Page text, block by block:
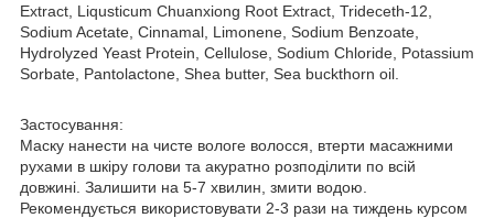
Extract, Liqusticum Chuanxiong Root Extract, Trideceth-12,
Sodium Acetate, Cinnamal, Limonene, Sodium Benzoate,
Hydrolyzed Yeast Protein, Cellulose, Sodium Chloride, Potassium
Sorbate, Pantolactone, Shea butter, Sea buckthorn oil.
Застосування:
Маску нанести на чисте вологе волосся, втерти масажними
рухами в шкіру голови та акуратно розподілити по всій
довжині. Залишити на 5-7 хвилин, змити водою.
Рекомендується використовувати 2-3 рази на тиждень курсом